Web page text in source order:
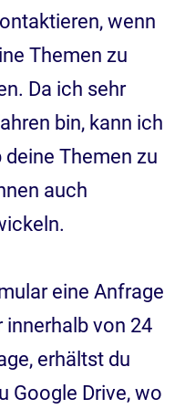
wenn
Themen zu
Da ich sehr
bin, kann ich
Themen zu
auch
eine Anfrage
von 24
erhältst du
Google Drive, wo